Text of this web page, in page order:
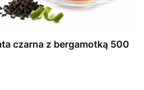
czarna z bergamotką 500